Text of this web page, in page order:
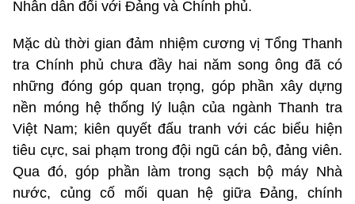
Nhân dân đối với Đảng và Chính phủ.
Mặc dù thời gian đảm nhiệm cương vị Tổng Thanh
tra Chính phủ chưa đầy hai năm song ông đã có
những đóng góp quan trọng, góp phần xây dựng
nền móng hệ thống lý luận của ngành Thanh tra
Việt Nam; kiên quyết đấu tranh với các biểu hiện
tiêu cực, sai phạm trong đội ngũ cán bộ, đảng viên.
Qua đó, góp phần làm trong sạch bộ máy Nhà
nước, củng cố mối quan hệ giữa Đảng, chính